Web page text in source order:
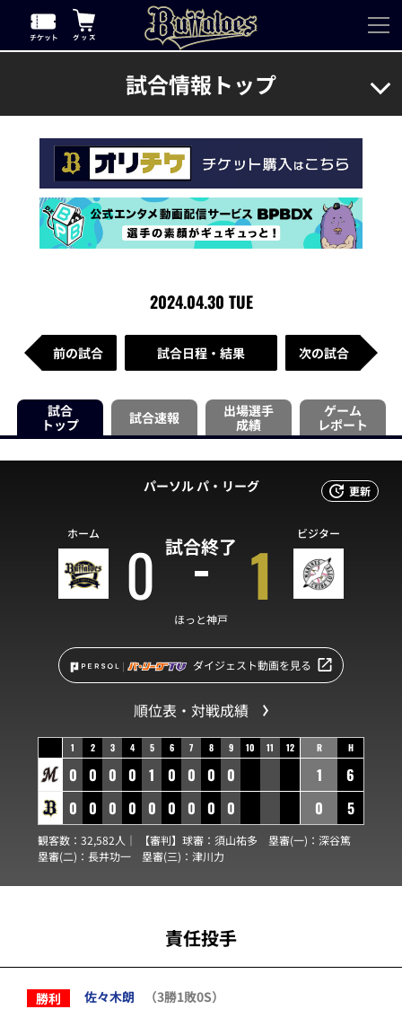
試合情報トップ
2024.04.30 TUE
前の試合 試合日程・結果 次の試合
試合
トップ
試合速報
出場選手
成績
ゲーム
レポート
更新
パーソル パ・リーグ
試合終了
ホーム 0 1 ビジター
ほっと神戸
ダイジェスト動画を見る
順位表・対戦成績
1 2 3 4 5 6 7 8 9 10 11 12
0 0 0 0 1 0 0 0 0
0 0 0 0 0 0 0 0 0
R H
1
6
0
5
観客数：32,582人｜ 【審判】球審： 須山祐多 塁審(一)： 深谷篤
塁審(二)： 長井功一 塁審(三)： 津川力
責任投手
勝利 佐々木朗
（3勝1敗0S）